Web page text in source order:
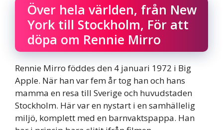
Över hela världen, från New
York till Stockholm, För att
döpa om Rennie Mirro
Rennie Mirro föddes den 4 januari 1972 i Big
Apple. När han var fem år tog han och hans
mamma en resa till Sverige och huvudstaden
Stockholm. Här var en nystart i en samhällelig
miljö, komplett med en barnvaktspappa. Han